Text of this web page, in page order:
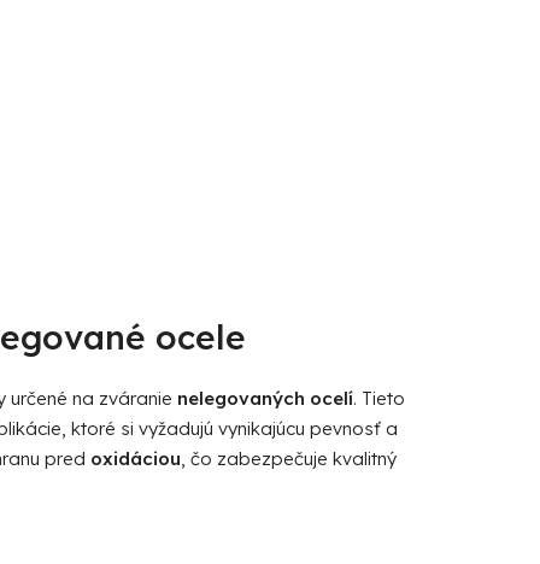
ocele
určené na zváranie nelegovaných ocelí. Tieto
ktoré si vyžadujú vynikajúcu pevnosť a
pred oxidáciou , čo zabezpečuje kvalitný